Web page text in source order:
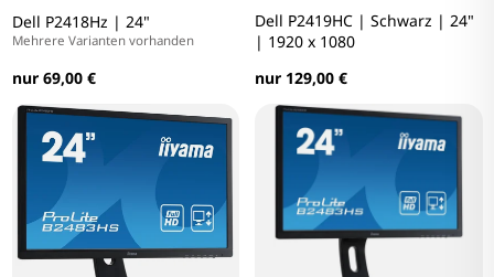
Dell P2418Hz | 24"
Mehrere Varianten vorhanden
nur 69,00 €
Dell P2419HC | Schwarz | 24"
| 1920 x 1080
nur 129,00 €